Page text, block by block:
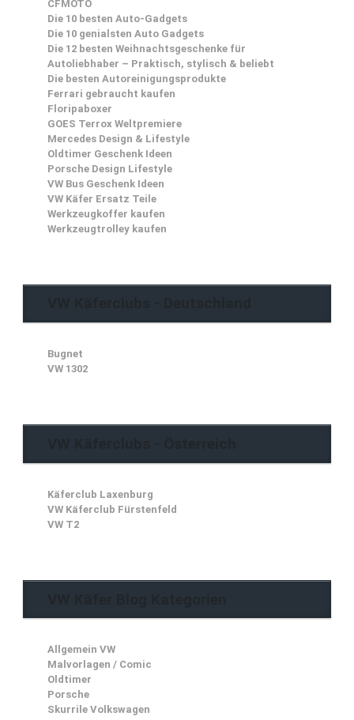
CFMOTO
Die 10 besten Auto-Gadgets
Die 10 genialsten Auto Gadgets
Die 12 besten Weihnachtsgeschenke für
Autoliebhaber – Praktisch, stylisch & beliebt
Die besten Autoreinigungsprodukte
Ferrari gebraucht kaufen
Floripaboxer
GOES Terrox Weltpremiere
Mercedes Design & Lifestyle
Oldtimer Geschenk Ideen
Porsche Design Lifestyle
VW Bus Geschenk Ideen
VW Käfer Ersatz Teile
Werkzeugkoffer kaufen
Werkzeugtrolley kaufen
Bugnet
VW 1302
Käferclub Laxenburg
VW Käferclub Fürstenfeld
VW T2
Allgemein VW
Malvorlagen / Comic
Oldtimer
Porsche
Skurrile Volkswagen